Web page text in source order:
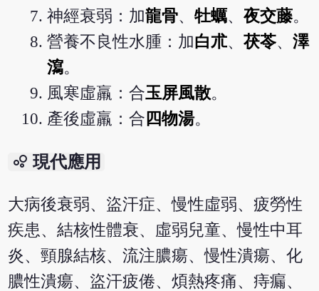
神經衰弱：加龍骨、牡蠣、夜交藤。
營養不良性水腫：加白朮、茯苓、澤
瀉。
風寒虛羸：合玉屏風散。
產後虛羸：合 四物湯。
bubble_chart 現代應用
大病後衰弱、盜汗症、慢性虛弱、疲勞性
疾患、結核性體衰、虛弱兒童、慢性中耳
炎、頸腺結核、流注膿瘍、慢性潰瘍、化
膿性潰瘍、盜汗疲倦、煩熱疼痛、痔瘺、